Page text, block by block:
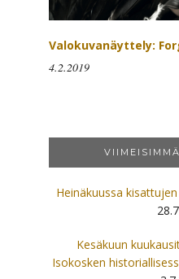
Valokuvanäyttely:
4.2.2019
Heinäkuussa
Kesäkuun
Isokosken